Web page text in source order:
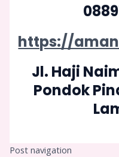
https://
Jl. Haji
Pondok
Post navigation